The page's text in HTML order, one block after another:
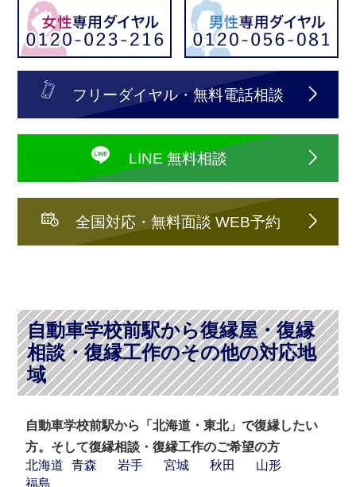
フリーダイヤル・無料電話相談
LINE 無料相談
全国対応・無料面談 WEB予約
自動車学校前駅から復縁屋・復縁
相談・復縁工作のその他の対応地
域
自動車学校前駅から「北海道・東北」で復縁したい
方。そして復縁相談・復縁工作のご希望の方
北海道
青森 岩手 宮城 秋田
山形
福島